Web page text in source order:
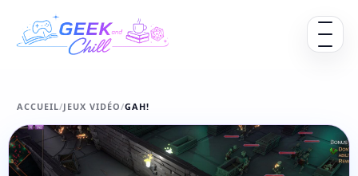
Ouvrir
ACCUEIL/JEUX VIDÉO/GAH!